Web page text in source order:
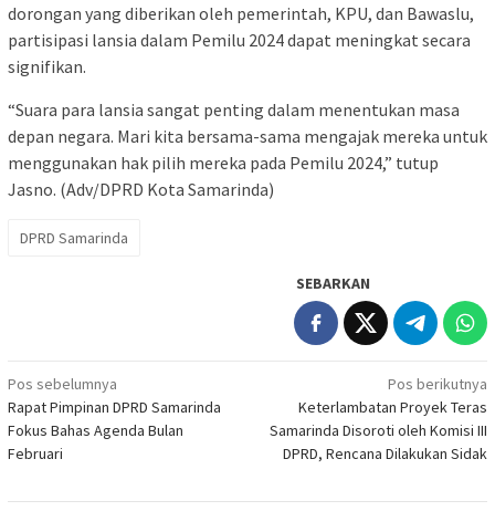
dorongan yang diberikan oleh pemerintah, KPU, dan Bawaslu,
partisipasi lansia dalam Pemilu 2024 dapat meningkat secara
signifikan.
“Suara para lansia sangat penting dalam menentukan masa
depan negara. Mari kita bersama-sama mengajak mereka untuk
menggunakan hak pilih mereka pada Pemilu 2024,” tutup
Jasno. (Adv/DPRD Kota Samarinda)
DPRD Samarinda
SEBARKAN
Navigasi
pos
Pos sebelumnya
Rapat Pimpinan DPRD Samarinda
Fokus Bahas Agenda Bulan
Februari
Pos berikutnya
Keterlambatan Proyek Teras
Samarinda Disoroti oleh Komisi III
DPRD, Rencana Dilakukan Sidak